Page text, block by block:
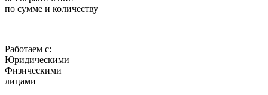
по сумме и количеству
Работаем с:
Юридическими
Физическими
лицами